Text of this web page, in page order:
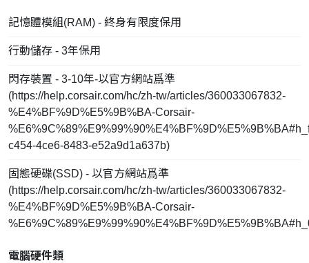
記憶體模組(RAM) - 終身有限度保用
行動儲存 - 3年保用
閃存裝置 - 3-10年-以官方網站爲準
(https://help.corsair.com/hc/zh-tw/articles/360033067832-
%E4%BF%9D%E5%9B%BA-Corsair-
c454-4ce6-8483-e52a9d1a637b)
固態硬碟(SSD) - 以官方網站爲準
(https://help.corsair.com/hc/zh-tw/articles/360033067832-
%E4%BF%9D%E5%9B%BA-Corsair-
電腦硬件類